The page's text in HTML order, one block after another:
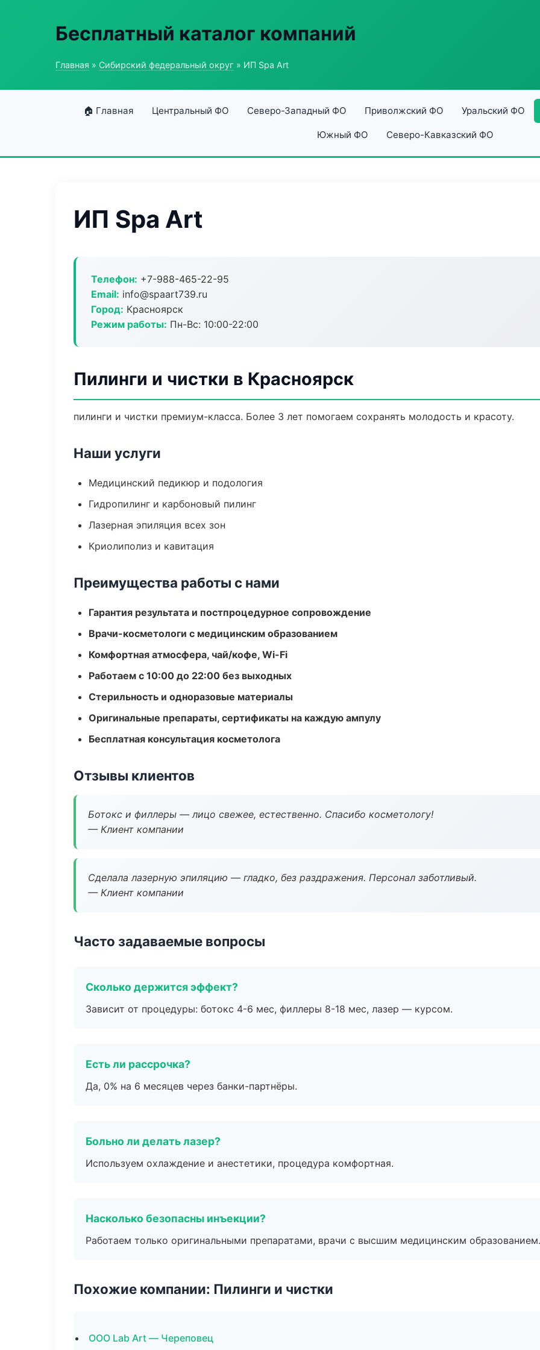
Бесплатный каталог компаний
Главная » Сибирский федеральный округ » ИП Spa Art
🏠 Главная Центральный ФО Северо-Западный ФО Приволжский ФО Уральский ФО
Южный ФО Северо-Кавказский ФО
ИП Spa Art
Телефон: +7-988-465-22-95
Email: info@spaart739.ru
Город: Красноярск
Режим работы: Пн-Вс: 10:00-22:00
Пилинги и чистки в Красноярск
пилинги и чистки премиум-класса. Более 3 лет помогаем сохранять молодость и красоту.
Наши услуги
Медицинский педикюр и подология
Гидропилинг и карбоновый пилинг
Лазерная эпиляция всех зон
Криолиполиз и кавитация
Преимущества работы с нами
Гарантия результата и постпроцедурное сопровождение
Врачи-косметологи с медицинским образованием
Комфортная атмосфера, чай/кофе, Wi-Fi
Работаем с 10:00 до 22:00 без выходных
Стерильность и одноразовые материалы
Оригинальные препараты, сертификаты на каждую ампулу
Бесплатная консультация косметолога
Отзывы клиентов
Ботокс и филлеры — лицо свежее, естественно. Спасибо косметологу!
— Клиент компании
Сделала лазерную эпиляцию — гладко, без раздражения. Персонал заботливый.
— Клиент компании
Часто задаваемые вопросы
Сколько держится эффект?
Зависит от процедуры: ботокс 4-6 мес, филлеры 8-18 мес, лазер — курсом.
Есть ли рассрочка?
Да, 0% на 6 месяцев через банки-партнёры.
Больно ли делать лазер?
Используем охлаждение и анестетики, процедура комфортная.
Насколько безопасны инъекции?
Работаем только оригинальными препаратами, врачи с высшим медицинским образованием.
Похожие компании: Пилинги и чистки
ООО Lab Art — Череповец